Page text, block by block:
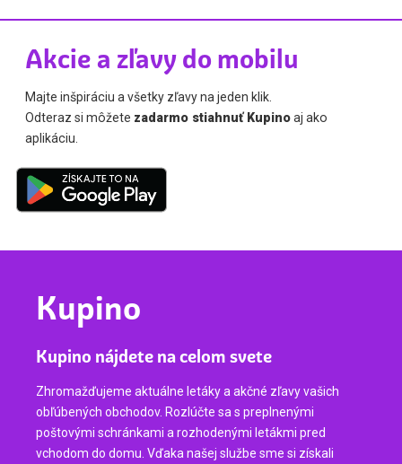
Akcie a zľavy do mobilu
Majte inšpiráciu a všetky zľavy na jeden klik.
Odteraz si môžete zadarmo stiahnuť Kupinoaj ako
aplikáciu.
Kupino
Kupino nájdete na celom svete
Zhromažďujeme aktuálne letáky a akčné zľavy vašich
obľúbených obchodov. Rozlúčte sa s preplnenými
poštovými schránkami a rozhodenými letákmi pred
vchodom do domu. Vďaka našej službe sme si získali